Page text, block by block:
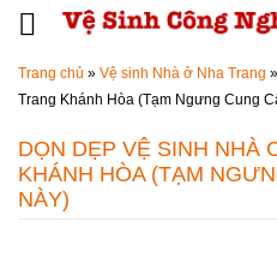
Đến nội dung chính
Trang chủ » Vệ sinh Nhà ở Nha Trang »
Trang Khánh Hòa (Tạm Ngưng Cung
DỌN DẸP VỆ SINH NHÀ
KHÁNH HÒA (TẠM
NÀY)